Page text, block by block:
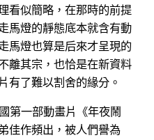
看似簡略，在那時的前提
馬燈的靜態底本就含有動
馬燈也算是后來才呈現的
離其宗，也恰是在新資料
有了難以割舍的緣分。
第一部動畫片《年夜鬧
佳作頻出，被人們譽為